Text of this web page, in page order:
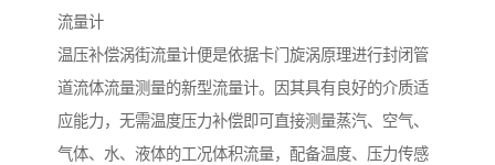
流量计
温压补偿涡街流量计便是依据卡门旋涡原理进行封闭管
道流体流量测量的新型流量计。因其具有良好的介质适
应能力，无需温度压力补偿即可直接测量蒸汽、空气、
气体、水、液体的工况体积流量，配备温度、压力传感